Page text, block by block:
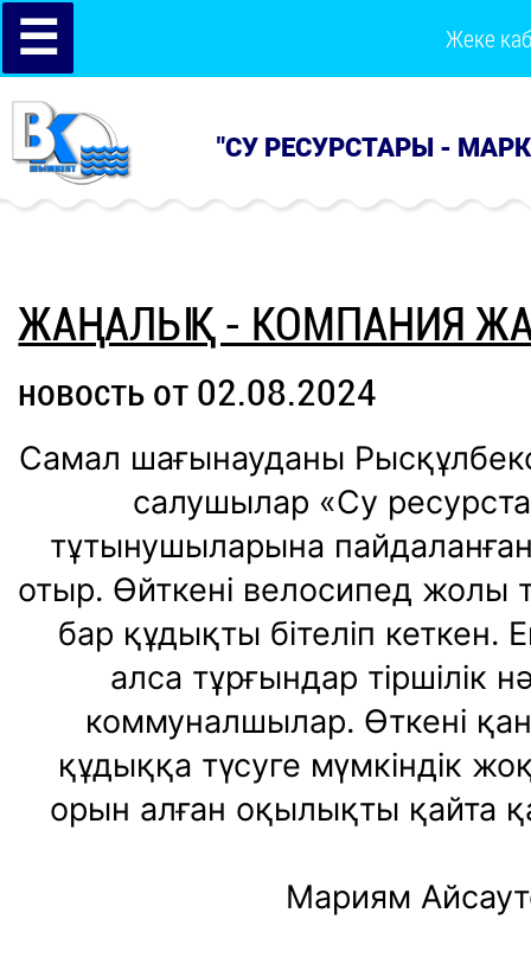
☰ Жеке
"СУ РЕСУРСТАРЫ -
ЖАҢАЛЫҚ - КОМПАНИЯ
новость от 02.08.2024
Самал шағынауданы
салушылар «Су
тұтынушыларына
отыр. Өйткені велосипед жолы
бар құдықты бітеліп
алса тұрғындар тіршілік
коммуналшылар. Өткені
құдыққа түсуге мүмкіндік
орын алған оқылықты қайта
Мариям